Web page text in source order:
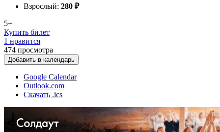
Взрослый: 280 ₽
5+
Купить билет
1 нравится
474 просмотра
Добавить в календарь
Google Calendar
Outlook.com
Скачать .ics